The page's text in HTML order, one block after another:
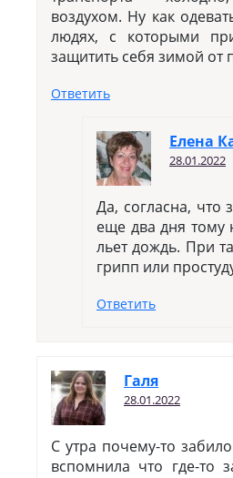
воздухом. Ну как
людях, с которыми
защитить себя зимой от
Ответить
Елена
28.01.2022
Да, согласна,
еще два дня тому
льет дождь. При
грипп или
Ответить
Галя
28.01.2022
С утра почему-то
вспомнила что где-то